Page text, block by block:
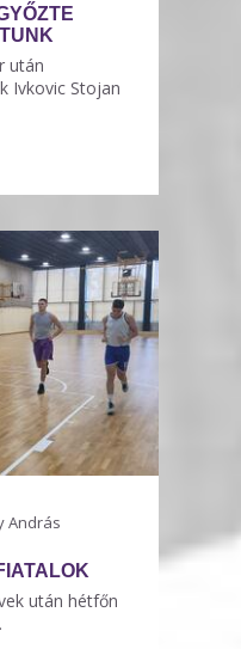
után
Ivkovic Stojan
András
után hétfőn